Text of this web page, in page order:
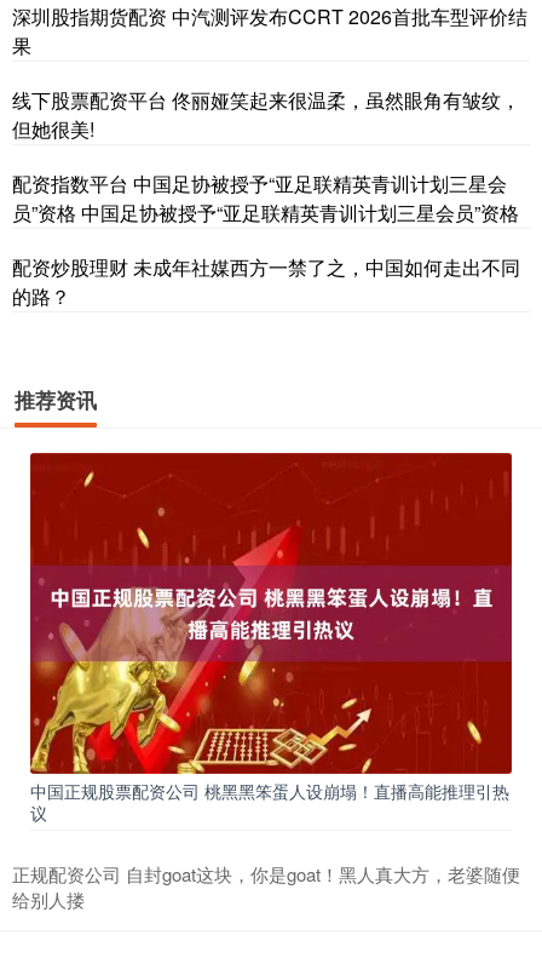
深圳股指期货配资 中汽测评发布CCRT 2026首批车型评价结
果
线下股票配资平台 佟丽娅笑起来很温柔，虽然眼角有皱纹，
但她很美!
配资指数平台 中国足协被授予“亚足联精英青训计划三星会
员”资格 中国足协被授予“亚足联精英青训计划三星会员”资格
配资炒股理财 未成年社媒西方一禁了之，中国如何走出不同
的路？
推荐资讯
中国正规股票配资公司 桃黑黑笨蛋人设崩塌！直播高能推理引热
议
正规配资公司 自封goat这块，你是goat！黑人真大方，老婆随便
给别人搂